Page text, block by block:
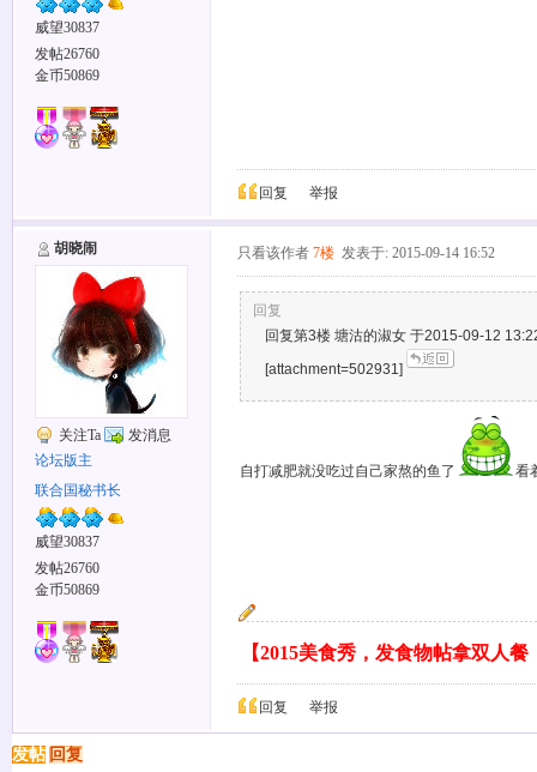
威望30837
发帖26760
金币50869
回复 举报
胡晓闹
关注Ta
发消息
论坛版主
联合国秘书长
威望30837
发帖26760
金币50869
只看该作者 7楼 发表于: 2015-09-14 16:52
回复
回复第3楼 塘沽的淑女 于2015-09-12
[attachment=502931]
自打减肥就没吃过自己家熬的鱼了 看
【2015美食秀，发食物帖拿双人
回复 举报
发帖 回复